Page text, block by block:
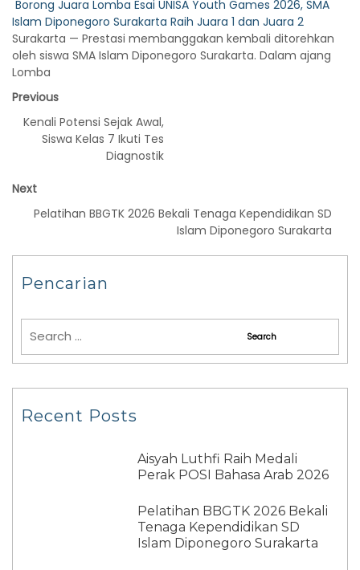
Borong Juara Lomba Esai UNISA Youth Games 2026, SMA
Islam Diponegoro Surakarta Raih Juara 1 dan Juara 2
Surakarta — Prestasi membanggakan kembali ditorehkan
oleh siswa SMA Islam Diponegoro Surakarta. Dalam ajang
Lomba
Previous
Kenali Potensi Sejak Awal,
Siswa Kelas 7 Ikuti Tes
Diagnostik
Next
Pelatihan BBGTK 2026 Bekali Tenaga Kependidikan SD
Islam Diponegoro Surakarta
Pencarian
Recent Posts
Aisyah Luthfi Raih Medali
Perak POSI Bahasa Arab 2026
Pelatihan BBGTK 2026 Bekali
Tenaga Kependidikan SD
Islam Diponegoro Surakarta